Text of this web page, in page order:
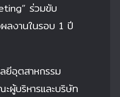
ร่วมขับ
ลงานในรอบ 1 ปี
ยีอุตสาหกรรม
ผู้บริหารและบริษัท